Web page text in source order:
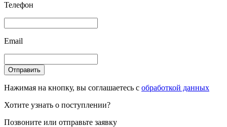
Телефон
Email
Отправить
Нажимая на кнопку, вы соглашаетесь с обработкой данных
Хотите узнать о поступлении?
Позвоните или отправьте заявку